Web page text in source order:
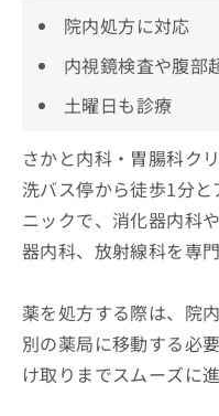
院内処方に対応
内視鏡検査や腹部
土曜日も診療
さかと内科・胃腸科ク
洗バス停から徒歩1分
ニックで、消化器内科
器内科、放射線科を専
薬を処方する際は、院
別の薬局に移動する必
け取りまでスムーズに